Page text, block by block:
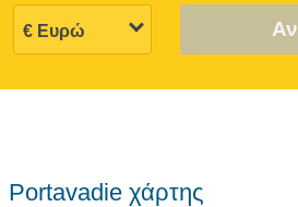
Portavadie χάρτης